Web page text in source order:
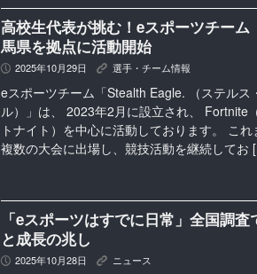
高校生代表が挑む！eスポーツチー
馬県を拠点に活動開始
P 2025年10月29日 K 選手・チーム情報
eスポーツチーム「Stealth Eagle. （ステルス
ル）」は、 2023年2月に設立され、 Fortnite
トナイト）を中心に活動しております。 これ
複数の大会に出場し、競技活動を継続してお
「eスポーツはすでに日常」全国調
と成長の兆し
P 2025年10月28日 K ニュース